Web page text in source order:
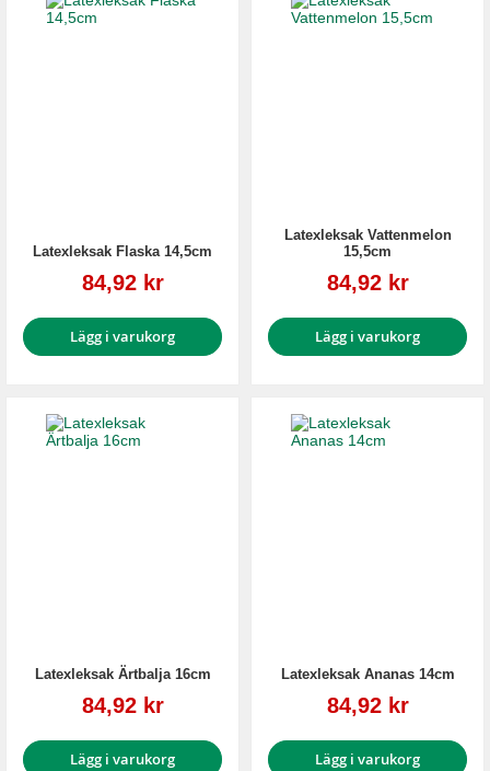
Latexleksak Flaska 14,5cm
Reapris
84,92 kr
Lägg i varukorg
Latexleksak Vattenmelon
15,5cm
Reapris
84,92 kr
Lägg i varukorg
Latexleksak Ärtbalja 16cm
Reapris
84,92 kr
Lägg i varukorg
Latexleksak Ananas 14cm
Reapris
84,92 kr
Lägg i varukorg